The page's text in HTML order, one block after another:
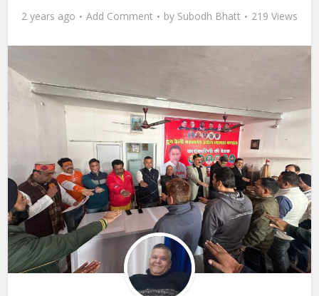
2 years ago Add Comment by Subodh Bhatt 219 Views